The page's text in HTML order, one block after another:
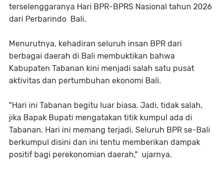
terselenggaranya Hari BPR-BPRS Nasional tahun 2026
dari Perbarindo Bali.
Menurutnya, kehadiran seluruh insan BPR dari
berbagai daerah di Bali membuktikan bahwa
Kabupaten Tabanan kini menjadi salah satu pusat
aktivitas dan pertumbuhan ekonomi Bali.
"Hari ini Tabanan begitu luar biasa. Jadi, tidak salah,
jika Bapak Bupati mengatakan titik kumpul ada di
Tabanan. Hari ini memang terjadi. Seluruh BPR se-Bali
berkumpul disini dan ini tentu memberikan dampak
positif bagi perekonomian daerah," ujarnya.